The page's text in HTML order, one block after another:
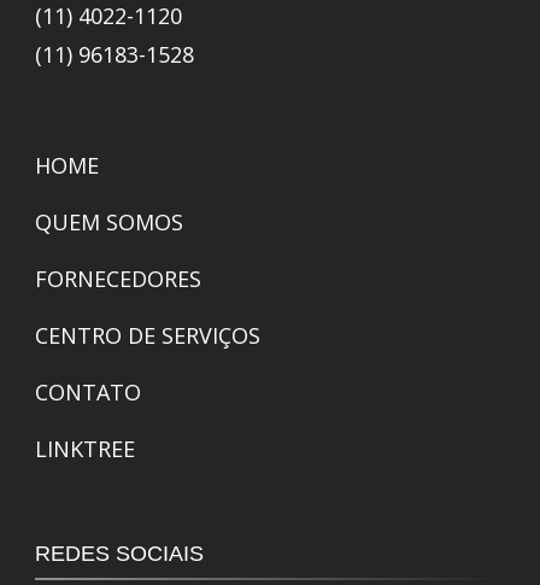
(11) 4022-1120
(11) 96183-1528
HOME
QUEM SOMOS
FORNECEDORES
CENTRO DE SERVIÇOS
CONTATO
LINKTREE
REDES SOCIAIS